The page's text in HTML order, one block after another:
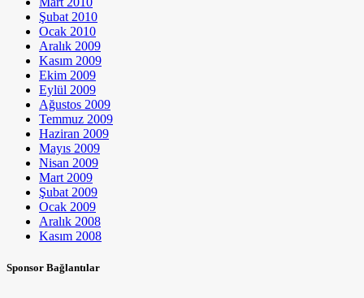
Şubat 2010
Ocak 2010
Aralık 2009
Kasım 2009
Ekim 2009
Eylül 2009
Ağustos 2009
Temmuz 2009
Haziran 2009
Mayıs 2009
Nisan 2009
Mart 2009
Şubat 2009
Ocak 2009
Aralık 2008
Kasım 2008
Sponsor Bağlantılar